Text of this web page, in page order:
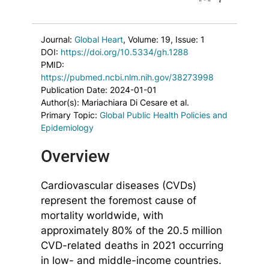
Journal: Global Heart, Volume: 19, Issue: 1
DOI: https://doi.org/10.5334/gh.1288
PMID:
https://pubmed.ncbi.nlm.nih.gov/38273998
Publication Date: 2024-01-01
Author(s): Mariachiara Di Cesare et al.
Primary Topic: Global Public Health Policies and
Epidemiology
Overview
Cardiovascular diseases (CVDs)
represent the foremost cause of
mortality worldwide, with
approximately 80% of the 20.5 million
CVD-related deaths in 2021 occurring
in low- and middle-income countries.